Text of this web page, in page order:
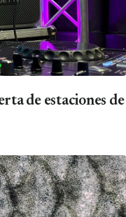
de estaciones de